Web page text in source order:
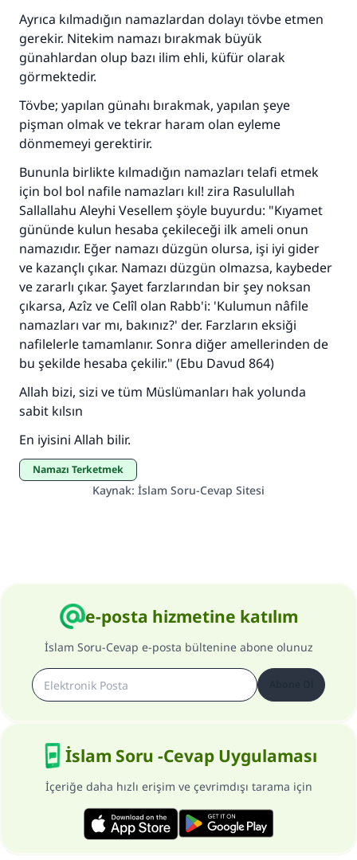
Ayrıca kılmadığın namazlardan dolayı tövbe etmen
gerekir. Nitekim namazı bırakmak büyük
günahlardan olup bazı ilim ehli, küfür olarak
görmektedir.
Tövbe; yapılan günahı bırakmak, yapılan şeye
pişman olmak ve tekrar haram olan eyleme
dönmemeyi gerektirir.
Bununla birlikte kılmadığın namazları telafi etmek
için bol bol nafile namazları kıl! zira Rasulullah
Sallallahu Aleyhi Vesellem şöyle buyurdu: "Kıyamet
gününde kulun hesaba çekileceği ilk ameli onun
namazıdır. Eğer namazı düzgün olursa, işi iyi gider
ve kazançlı çıkar. Namazı düzgün olmazsa, kaybeder
ve zararlı çıkar. Şayet farzlarından bir şey noksan
çıkarsa, Azîz ve Celîl olan Rabb'i: 'Kulumun nâfile
namazları var mı, bakınız?' der. Farzların eksiği
nafilelerle tamamlanır. Sonra diğer amellerinden de
bu şekilde hesaba çekilir." (Ebu Davud 864)
Allah bizi, sizi ve tüm Müslümanları hak yolunda
sabit kılsın
En iyisini Allah bilir.
Namazı Terketmek
Kaynak: İslam Soru-Cevap Sitesi
e-posta hizmetine katılım
İslam Soru-Cevap e-posta bültenine abone olunuz
İslam Soru -Cevap Uygulaması
İçeriğe daha hızlı erişim ve çevrimdışı tarama için
110845 Nolu Cevap, bir evliliği
kurtardı.
Ümmete cevapları ulaştırmak için bizi destekle
Rasulullah ﷺ şöyle dedi:
Her kim bir hayra yol gösterirse , hayrı yapan
kişinin sevabı kadar ona sevap yazılır.
(MUSLIM 1893)
Şimdi katkı yapın!